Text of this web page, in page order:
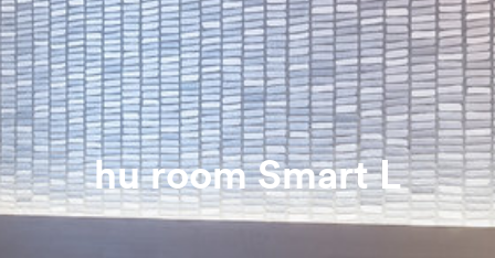
hu room Smart L